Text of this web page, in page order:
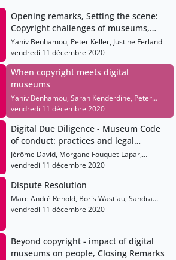
Opening remarks, Setting the scene:
Copyright challenges of museums,
Launch of the Policy Project
Digitization of Museum Collections
Yaniv Benhamou, Peter Keller, Justine Ferland
vendredi 11 décembre 2020
When copyright meets digital
museums
Yaniv Benhamou, Sarah Kenderdine, Peter
Keller, Florent Thouvenin, Lucie Guibault
vendredi 11 décembre 2020
Digital Due Diligence - Museum Code
of conduct: practices and legal
challenges
Jérôme David, Morgane Fouquet-Lapar,
Katharina Garbers-Von Boehm, Brigitte Vezina,
vendredi 11 décembre 2020
Dispute Resolution
Marc-André Renold, Boris Wastiau, Sandra
Sykora, Ignacio De Castro
vendredi 11 décembre 2020
Beyond copyright - impact of digital
museums on people, Closing Remarks